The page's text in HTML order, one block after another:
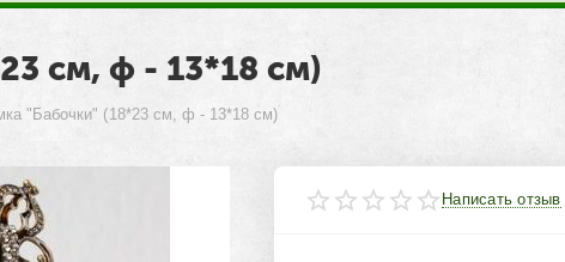
см, ф - 13*18 см)
"Бабочки" (18*23 см, ф - 13*18 см)
Написать отзыв